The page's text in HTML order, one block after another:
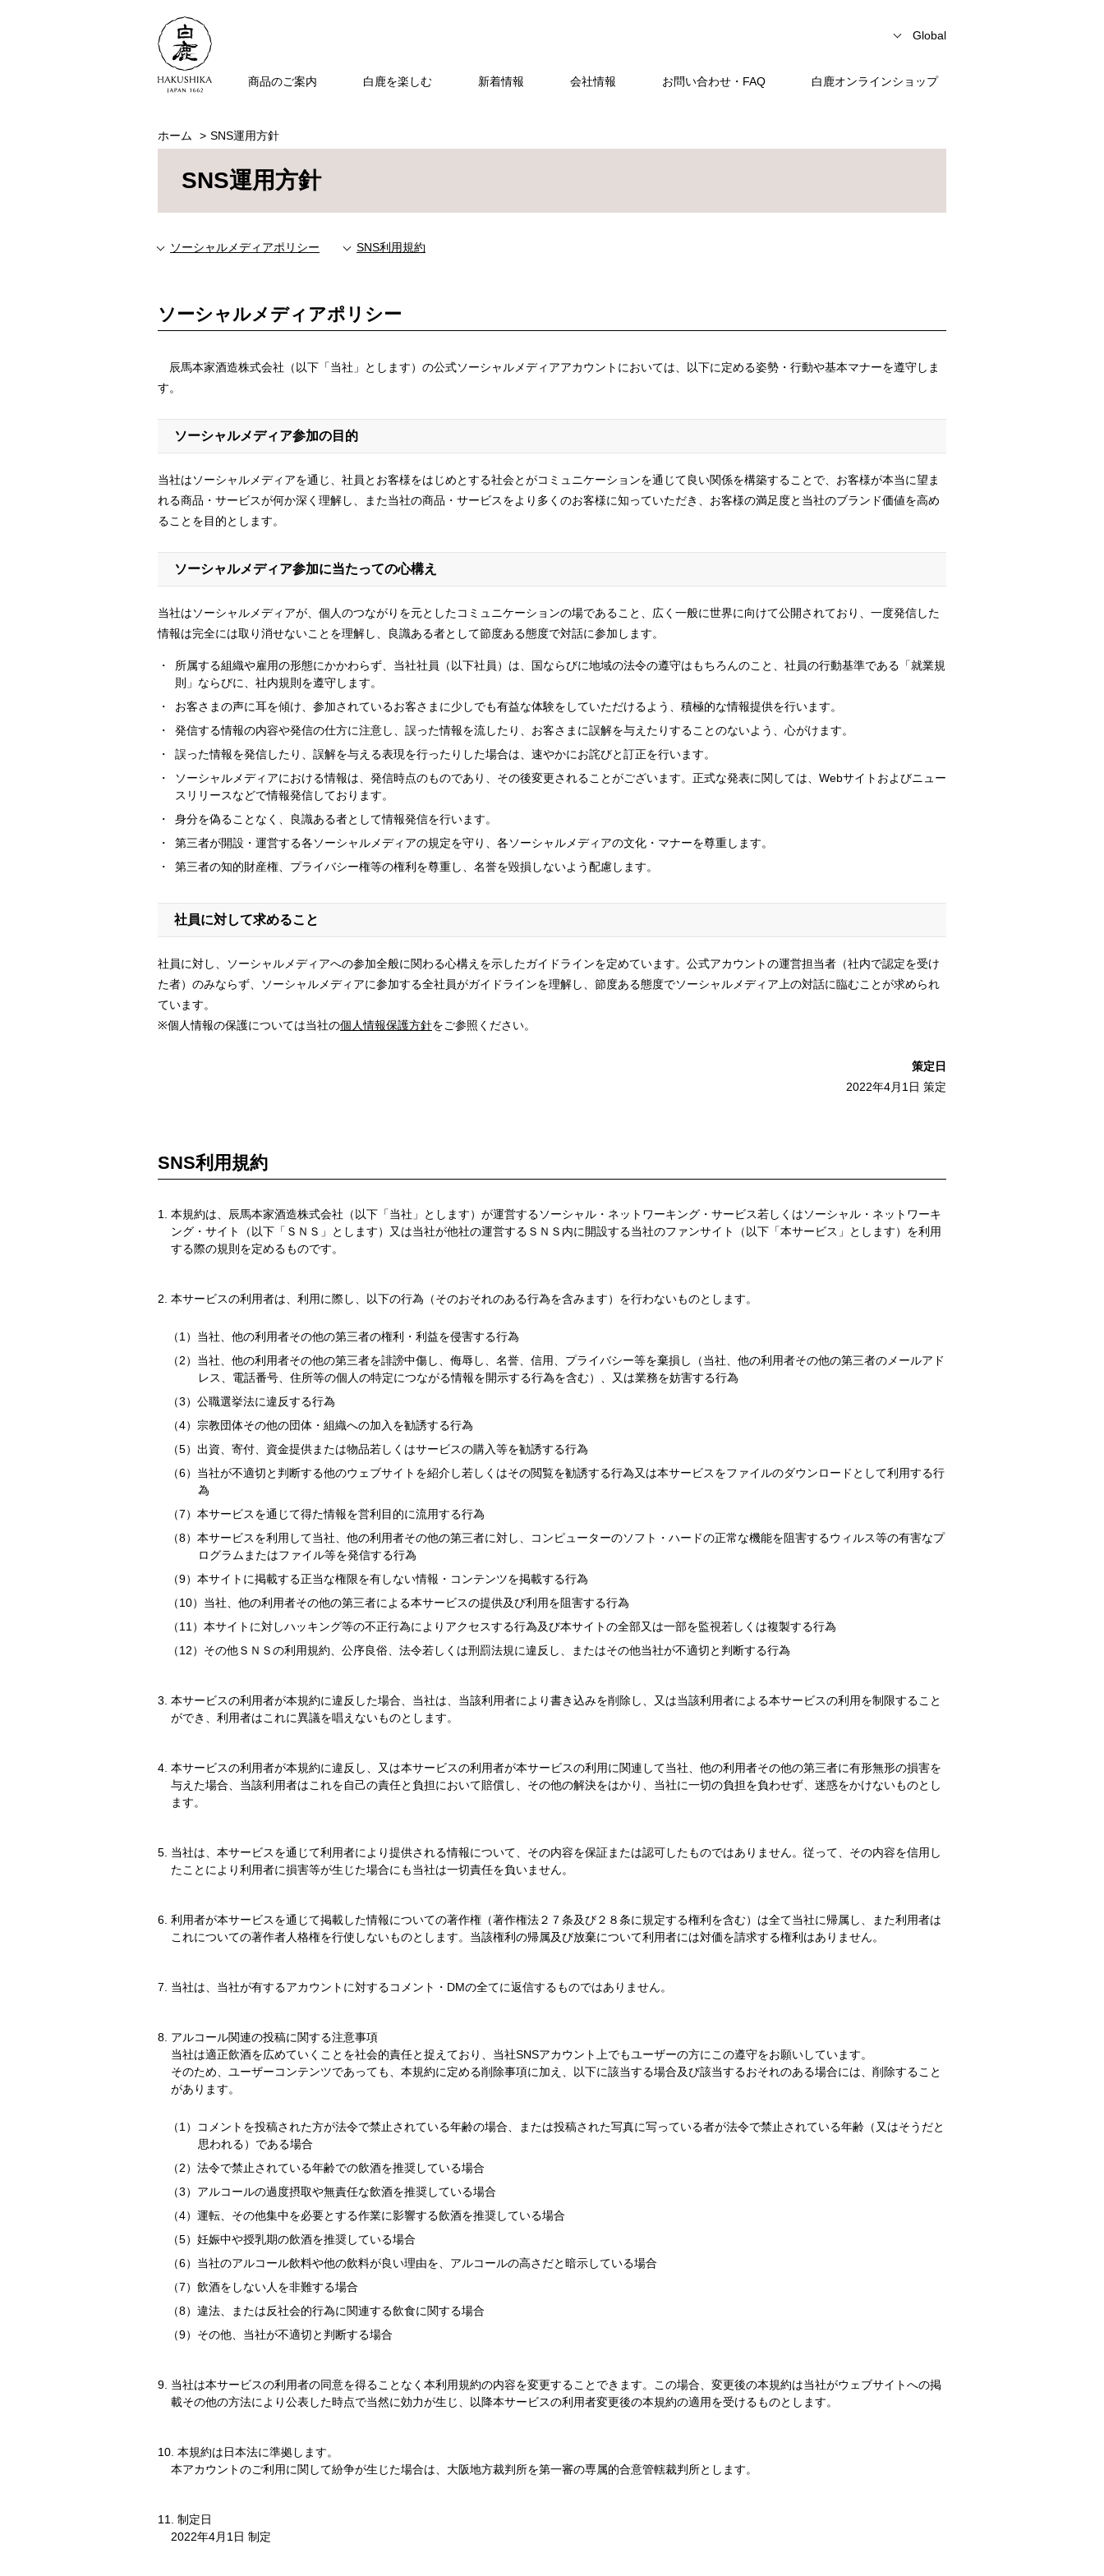
Global
商品のご案内 白鹿を楽しむ 新着情報 会社情報 お問い合わせ・FAQ 白鹿オンラインショップ
ホーム SNS運用方針
SNS運用方針
ソーシャルメディアポリシー SNS利用規約
ソーシャルメディアポリシー
辰馬本家酒造株式会社（以下「当社」とします）の公式ソーシャルメディアアカウントにおいては、以下に定める姿勢・行動や基本マナーを遵守しま
す。
ソーシャルメディア参加の目的
当社はソーシャルメディアを通じ、社員とお客様をはじめとする社会とがコミュニケーションを通じて良い関係を構築することで、お客様が本当に望ま
れる商品・サービスが何か深く理解し、また当社の商品・サービスをより多くのお客様に知っていただき、お客様の満足度と当社のブランド価値を高め
ることを目的とします。
ソーシャルメディア参加に当たっての心構え
当社はソーシャルメディアが、個人のつながりを元としたコミュニケーションの場であること、広く一般に世界に向けて公開されており、一度発信した
情報は完全には取り消せないことを理解し、良識ある者として節度ある態度で対話に参加します。
所属する組織や雇用の形態にかかわらず、当社社員（以下社員）は、国ならびに地域の法令の遵守はもちろんのこと、社員の行動基準である「就業規
則」ならびに、社内規則を遵守します。
お客さまの声に耳を傾け、参加されているお客さまに少しでも有益な体験をしていただけるよう、積極的な情報提供を行います。
発信する情報の内容や発信の仕方に注意し、誤った情報を流したり、お客さまに誤解を与えたりすることのないよう、心がけます。
誤った情報を発信したり、誤解を与える表現を行ったりした場合は、速やかにお詫びと訂正を行います。
ソーシャルメディアにおける情報は、発信時点のものであり、その後変更されることがございます。正式な発表に関しては、Webサイトおよびニュー
スリリースなどで情報発信しております。
身分を偽ることなく、良識ある者として情報発信を行います。
第三者が開設・運営する各ソーシャルメディアの規定を守り、各ソーシャルメディアの文化・マナーを尊重します。
第三者の知的財産権、プライバシー権等の権利を尊重し、名誉を毀損しないよう配慮します。
社員に対して求めること
社員に対し、ソーシャルメディアへの参加全般に関わる心構えを示したガイドラインを定めています。公式アカウントの運営担当者（社内で認定を受け
た者）のみならず、ソーシャルメディアに参加する全社員がガイドラインを理解し、節度ある態度でソーシャルメディア上の対話に臨むことが求められ
ています。
※個人情報の保護については当社の個人情報保護方針をご参照ください。
策定日
2022年4月1日 策定
SNS利用規約
本規約は、辰馬本家酒造株式会社（以下「当社」とします）が運営するソーシャル・ネットワーキング・サービス若しくはソーシャル・ネットワーキ
ング・サイト（以下「ＳＮＳ」とします）又は当社が他社の運営するＳＮＳ内に開設する当社のファンサイト（以下「本サービス」とします）を利用
する際の規則を定めるものです。
本サービスの利用者は、利用に際し、以下の行為（そのおそれのある行為を含みます）を行わないものとします。
当社、他の利用者その他の第三者の権利・利益を侵害する行為
当社、他の利用者その他の第三者を誹謗中傷し、侮辱し、名誉、信用、プライバシー等を棄損し（当社、他の利用者その他の第三者のメールアド
レス、電話番号、住所等の個人の特定につながる情報を開示する行為を含む）、又は業務を妨害する行為
公職選挙法に違反する行為
宗教団体その他の団体・組織への加入を勧誘する行為
出資、寄付、資金提供または物品若しくはサービスの購入等を勧誘する行為
当社が不適切と判断する他のウェブサイトを紹介し若しくはその閲覧を勧誘する行為又は本サービスをファイルのダウンロードとして利用する行
為
本サービスを通じて得た情報を営利目的に流用する行為
本サービスを利用して当社、他の利用者その他の第三者に対し、コンピューターのソフト・ハードの正常な機能を阻害するウィルス等の有害なプ
ログラムまたはファイル等を発信する行為
本サイトに掲載する正当な権限を有しない情報・コンテンツを掲載する行為
当社、他の利用者その他の第三者による本サービスの提供及び利用を阻害する行為
本サイトに対しハッキング等の不正行為によりアクセスする行為及び本サイトの全部又は一部を監視若しくは複製する行為
その他ＳＮＳの利用規約、公序良俗、法令若しくは刑罰法規に違反し、またはその他当社が不適切と判断する行為
本サービスの利用者が本規約に違反した場合、当社は、当該利用者により書き込みを削除し、又は当該利用者による本サービスの利用を制限すること
ができ、利用者はこれに異議を唱えないものとします。
本サービスの利用者が本規約に違反し、又は本サービスの利用者が本サービスの利用に関連して当社、他の利用者その他の第三者に有形無形の損害を
与えた場合、当該利用者はこれを自己の責任と負担において賠償し、その他の解決をはかり、当社に一切の負担を負わせず、迷惑をかけないものとし
ます。
当社は、本サービスを通じて利用者により提供される情報について、その内容を保証または認可したものではありません。従って、その内容を信用し
たことにより利用者に損害等が生じた場合にも当社は一切責任を負いません。
利用者が本サービスを通じて掲載した情報についての著作権（著作権法２７条及び２８条に規定する権利を含む）は全て当社に帰属し、また利用者は
これについての著作者人格権を行使しないものとします。当該権利の帰属及び放棄について利用者には対価を請求する権利はありません。
当社は、当社が有するアカウントに対するコメント・DMの全てに返信するものではありません。
アルコール関連の投稿に関する注意事項
当社は適正飲酒を広めていくことを社会的責任と捉えており、当社SNSアカウント上でもユーザーの方にこの遵守をお願いしています。
そのため、ユーザーコンテンツであっても、本規約に定める削除事項に加え、以下に該当する場合及び該当するおそれのある場合には、削除すること
があります。
コメントを投稿された方が法令で禁止されている年齢の場合、または投稿された写真に写っている者が法令で禁止されている年齢（又はそうだと
思われる）である場合
法令で禁止されている年齢での飲酒を推奨している場合
アルコールの過度摂取や無責任な飲酒を推奨している場合
運転、その他集中を必要とする作業に影響する飲酒を推奨している場合
妊娠中や授乳期の飲酒を推奨している場合
当社のアルコール飲料や他の飲料が良い理由を、アルコールの高さだと暗示している場合
飲酒をしない人を非難する場合
違法、または反社会的行為に関連する飲食に関する場合
その他、当社が不適切と判断する場合
当社は本サービスの利用者の同意を得ることなく本利用規約の内容を変更することできます。この場合、変更後の本規約は当社がウェブサイトへの掲
載その他の方法により公表した時点で当然に効力が生じ、以降本サービスの利用者変更後の本規約の適用を受けるものとします。
本規約は日本法に準拠します。
本アカウントのご利用に関して紛争が生じた場合は、大阪地方裁判所を第一審の専属的合意管轄裁判所とします。
制定日
2022年4月1日 制定